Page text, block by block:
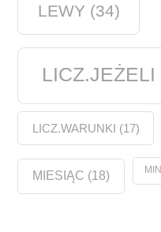
LEWY (34)
LICZ.JEŻELI
LICZ.WARUNKI (17)
MIESIĄC (18) MIN